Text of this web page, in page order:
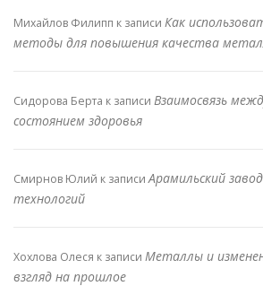
Михайлов Филипп к записи Как
методы для повышения качества
Сидорова Берта к записи Взаимосвязь
состоянием здоровья
Смирнов Юлий к записиАрамильский
технологий
Хохлова Олеся к записи Металлы и
взгляд на прошлое